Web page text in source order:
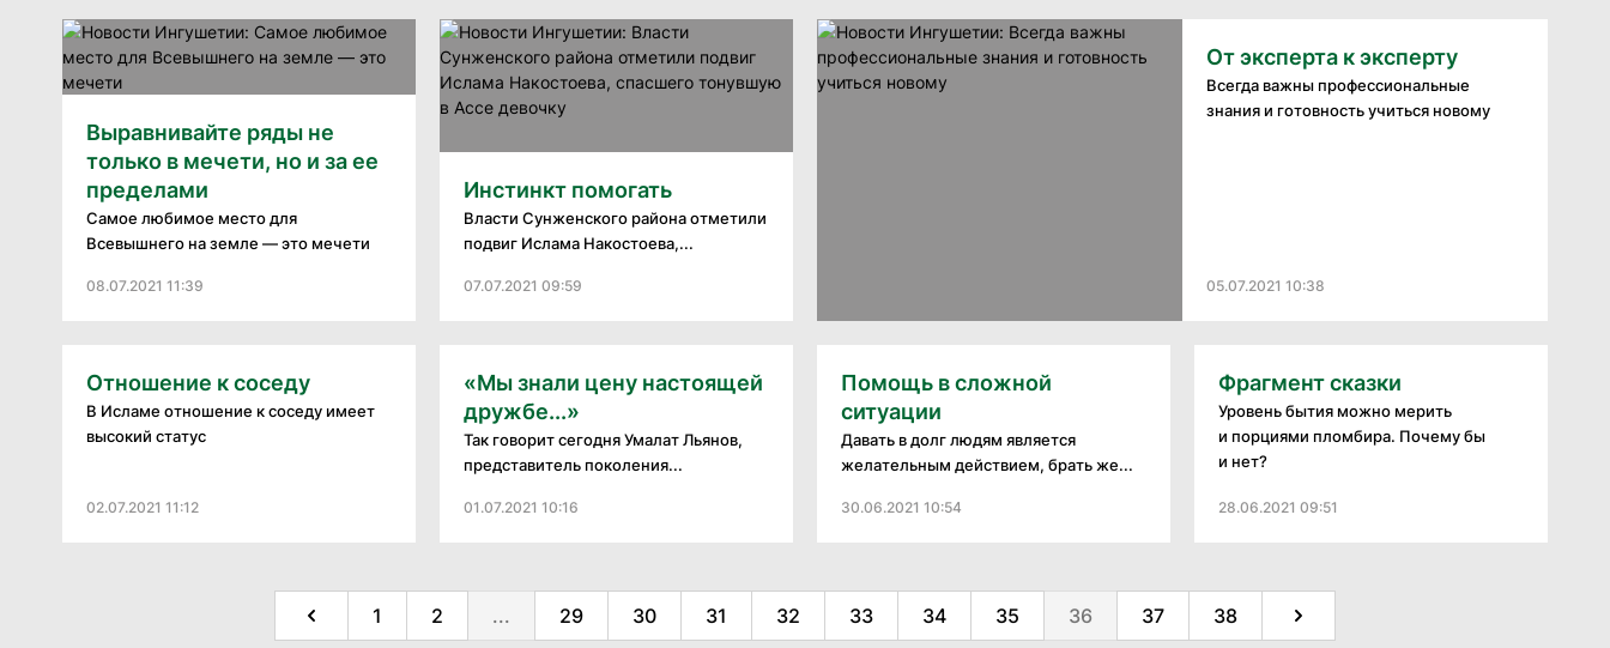
Выравнивайте ряды не
только в мечети, но и за ее
пределами
Самое любимое место для
Всевышнего на земле — это мечети
08.07.2021 11:39
Инстинкт помогать
Власти Сунженского района отметили
подвиг Ислама Накостоева,...
07.07.2021 09:59
От эксперта к эксперту
Всегда важны профессиональные
знания и готовность учиться новому
05.07.2021 10:38
Отношение к соседу
В Исламе отношение к соседу имеет
высокий статус
02.07.2021 11:12
«Мы знали цену настоящей
дружбе...»
Так говорит сегодня Умалат Льянов,
представитель поколения...
01.07.2021 10:16
Помощь в сложной
ситуации
Давать в долг людям является
желательным действием, брать же...
30.06.2021 10:54
Фрагмент сказки
Уровень бытия можно мерить
и порциями пломбира. Почему бы
и нет?
28.06.2021 09:51
1 2 ... 29 30 31 32 33 34 35 36 37 38